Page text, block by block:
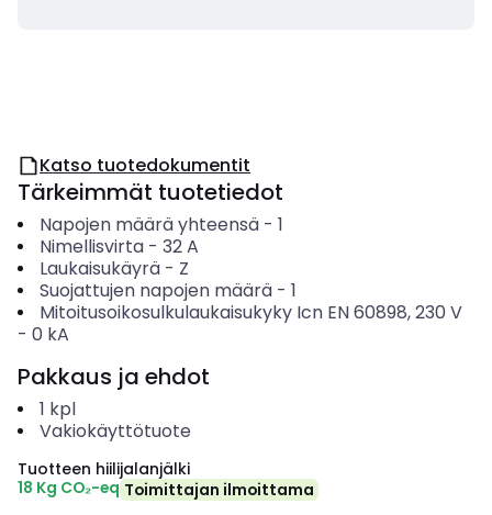
Katso tuotedokumentit
Tärkeimmät tuotetiedot
Napojen määrä yhteensä- 1
Nimellisvirta- 32A
Laukaisukäyrä- Z
Suojattujen napojen määrä- 1
Mitoitusoikosulkulaukaisukyky Icn EN 60898, 230 V
- 0 kA
Pakkaus ja ehdot
1 kpl
Vakiokäyttötuote
Tuotteen hiilijalanjälki
18 Kg CO₂-eq Toimittajan ilmoittama